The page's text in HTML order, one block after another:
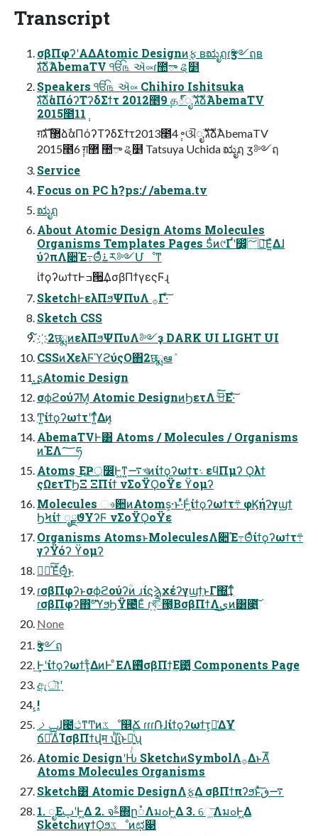
Transcript
σβΠφʔʹΑΔAtomic Designͷ࣮ફ ʙಋೖฤɾӡ༻ฤʙ
גࣜձࣾAbemaTV ੴ௩ ઍ༟ɾ಺ా ୡ໵
Speakers ੴ௩ ઍ༟ Chihiro Ishitsuka
גࣜձࣾαΠόʔΤʔδΣϯτ 2012೥9݄ த్ೖࣾ גࣜձࣾAbemaTV
2015೥11݄
ग़޲ גࣜձࣾαΠόʔΤʔδΣϯτ2013೥4݄ ৽ଔೖࣾ גࣜձࣾAbemaTV
2015೥6݄ ग़޲ ಺ా ୡ໵ Tatsuya Uchida ಋೖฤ ӡ༻ฤ
Service
Focus on PC h?ps:/ /abema.tv
ಋೖฤ
About Atomic Design Atoms Molecules
Organisms Templates Pages 5ͭͷ୯Ґʹ෼͚ͯ؅ཧ͞Ε͍ͯΔɺ
ύʔπΛ૊Έ߹Θͤͯ࠶ར༻Մೳͳ
ίϯϙʔωϯτͰߏ੒͢ΔσβΠϯγεςϜɻ
SketchͰελΠϧΨΠυΛ ࡞Γ·ͨ͠
Sketch CSS
໌҉2छྨͷελΠϧΨΠυΛ༻ҙ DARK UI LIGHT UI
CSSͷΧελϜϓϩύςΟ΋2छྨఆٛ
͍͟ʂAtomic Design
σϕϩούʔ͞Μ͕ Atomic DesignͷϦετΛ ىͯ͘͜͠Ε·ͨ͠
Ͳ͏͍͏ίϯϙʔωϯτʹͳ͍ͬͯΔͷ͔
AbemaTVͰ͸ Atoms / Molecules / Organisms
ͷΈΛ؅ཧ
Atoms ͜ΕҎ্෼ׂͰ͖ͳ͍࠷খͷίϯϙʔωϯτ܈ εϥΠμʔ Ϙλϯ
ςΩετΤϦΞ ΞΠίϯ νΣοΫϘοΫε ϔομʔ
Molecules ෳ਺ͷAtoms͕·ͱ·ͬͯͰ͖ͨίϯϙʔωϯτ܊ φϏήʔγϣϯ
ϦϞίϯ ೖྗϑΥʔϜ νΣοΫϘοΫε
Organisms AtomsͱMoleculesΛ૊Έ߹Θͤͨίϯϙʔωϯτ܊
γʔΫόʔ ϔομʔ
ಋೖͯ͠ΈͯΘ͔ͬͨ͜ͱ
ɾσβΠφʔͱσϕϩούʔؒͷ ɹίϛϡχέʔγϣϯ͕ͱΓ΍͘͢ͳͬͨ
ɾσβΠφʔ΋҆৺ͯ͠ϓϧϦΫ౤͛Εͨ ɾখཻ͍͞౓͔ΒσβΠϯΛى͜͢ͷ͸೉͍͠
None
ӡ༻ฤ
͢Ͱʹίϯϙʔωϯτ͕͋ΔͷͰ ͦΕΛ࢖ͬͯσβΠϯ͢Ε͹͍͍͚ͩ Components Page
ඇৗʹָ
͕!
ݕࡧɺ౤ථͳͲͷػೳ௥Ճ ɾɾɾ݁Ռɺίϯϙʔωϯτ͕૿͑ΔҰํ
ճ༡ͤ͞ΔͨΊσβΠϯվम ʮͪ͜͜ΐͬͱม͍͑ͨʯ
Atomic DesignʹԊͬͨ SketchͷSymbolΛ࡞ΔͱΑͦ͞͏
Atoms Molecules Organisms
Sketch͸ Atomic DesignΛ࣮ફ͢Δ σβΠϯπʔϧͱͯ͠࠷ڧ
1. ೖΕࢠʹͰ͖Δ 2. จࣈ΍ը૾ΛมߋͰ͖Δ 3. େ͖͞ΛมߋͰ͖Δ
SketchͷγϯϘϧػೳͷಛ௃